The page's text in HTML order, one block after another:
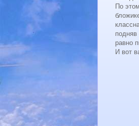
По
равно
И вот